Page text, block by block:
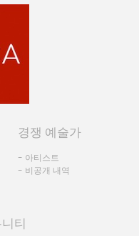
경쟁 예술가
- 아티스트
- 비공개 내역
티